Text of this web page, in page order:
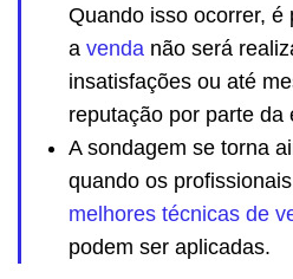
Quando isso ocorrer,
a venda não será
insatisfações ou até
reputação por parte da
A sondagem se torna
quando os
melhores técnicas de
podem ser aplicadas.